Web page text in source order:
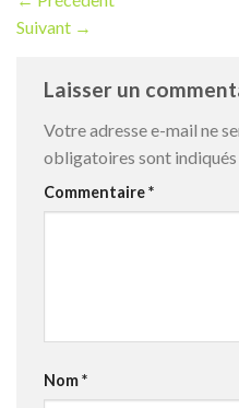
Suivant →
Laisser un
Votre adresse e-mail ne
obligatoires sont indiqués
Commentaire*
Nom*